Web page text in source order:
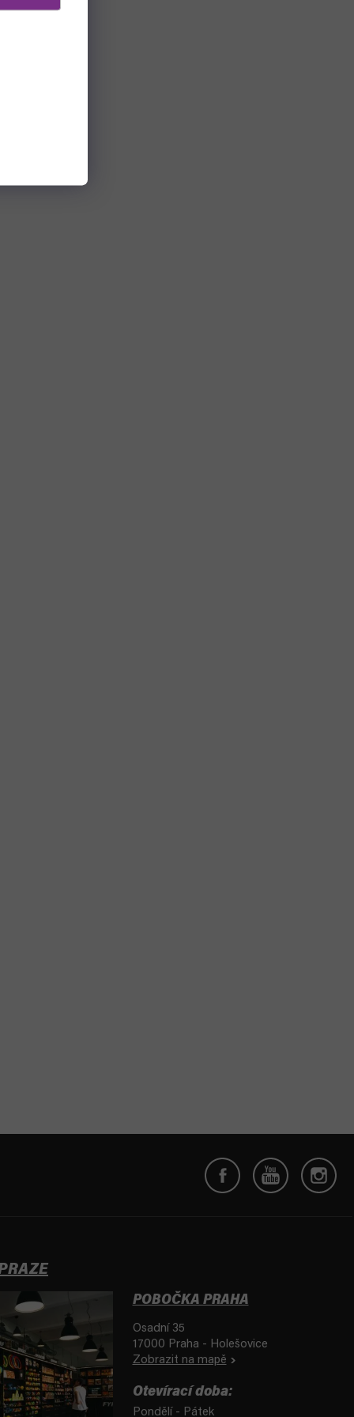
POBOČKA PRAHA
Osadní 35
17000 Praha - Holešovice
Zobrazit na mapě
Otevírací doba:
Pondělí - Pátek